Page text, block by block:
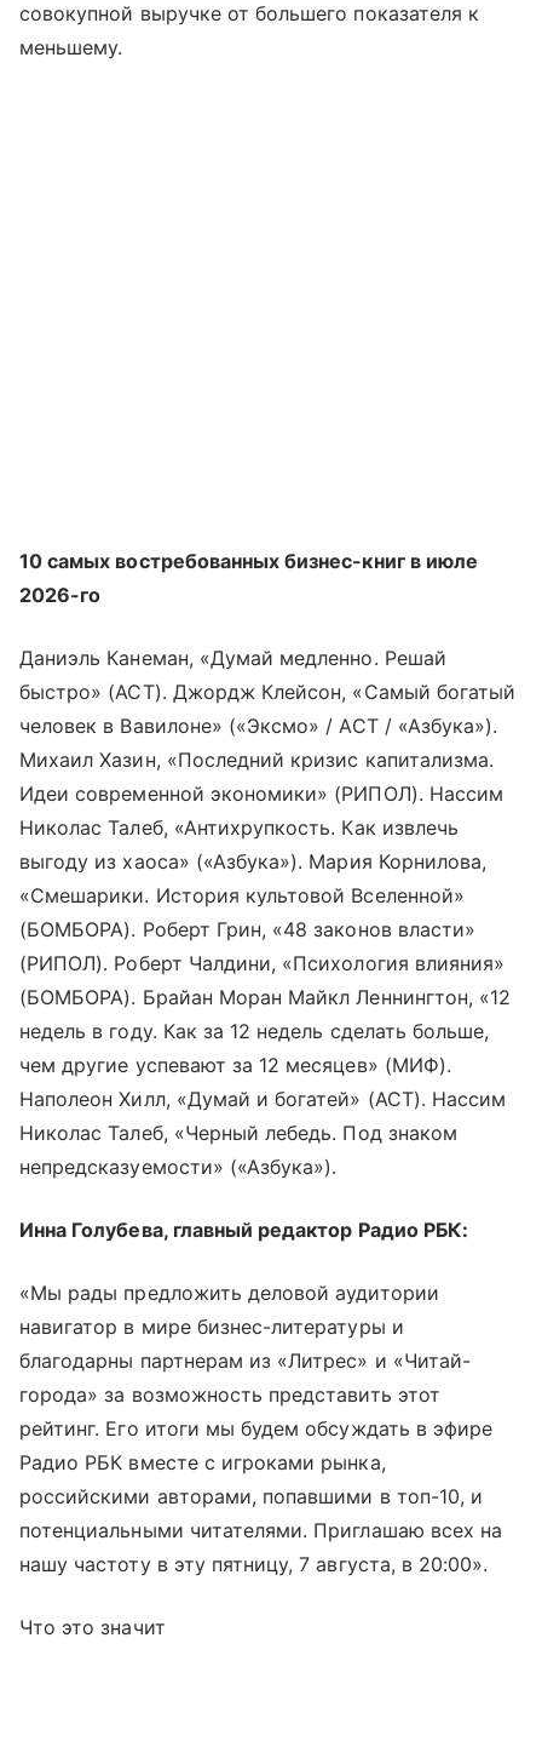
совокупной выручке от большего показателя к
меньшему.
10 самых востребованных бизнес-книг в июле
2026-го
Даниэль Канеман, «Думай медленно. Решай
быстро» (АСТ). Джордж Клейсон, «Самый богатый
человек в Вавилоне» («Эксмо» / АСТ / «Азбука»).
Михаил Хазин, «Последний кризис капитализма.
Идеи современной экономики» (РИПОЛ). Нассим
Николас Талеб, «Антихрупкость. Как извлечь
выгоду из хаоса» («Азбука»). Мария Корнилова,
«Смешарики. История культовой Вселенной»
(БОМБОРА). Роберт Грин, «48 законов власти»
(РИПОЛ). Роберт Чалдини, «Психология влияния»
(БОМБОРА). Брайан Моран Майкл Леннингтон, «12
недель в году. Как за 12 недель сделать больше,
чем другие успевают за 12 месяцев» (МИФ).
Наполеон Хилл, «Думай и богатей» (АСТ). Нассим
Николас Талеб, «Черный лебедь. Под знаком
непредсказуемости» («Азбука»).
Инна Голубева, главный редактор Радио РБК:
«Мы рады предложить деловой аудитории
навигатор в мире бизнес-литературы и
благодарны партнерам из «Литрес» и «Читай-
города» за возможность представить этот
рейтинг. Его итоги мы будем обсуждать в эфире
Радио РБК вместе с игроками рынка,
российскими авторами, попавшими в топ-10, и
потенциальными читателями. Приглашаю всех на
нашу частоту в эту пятницу, 7 августа, в 20:00».
Что это значит